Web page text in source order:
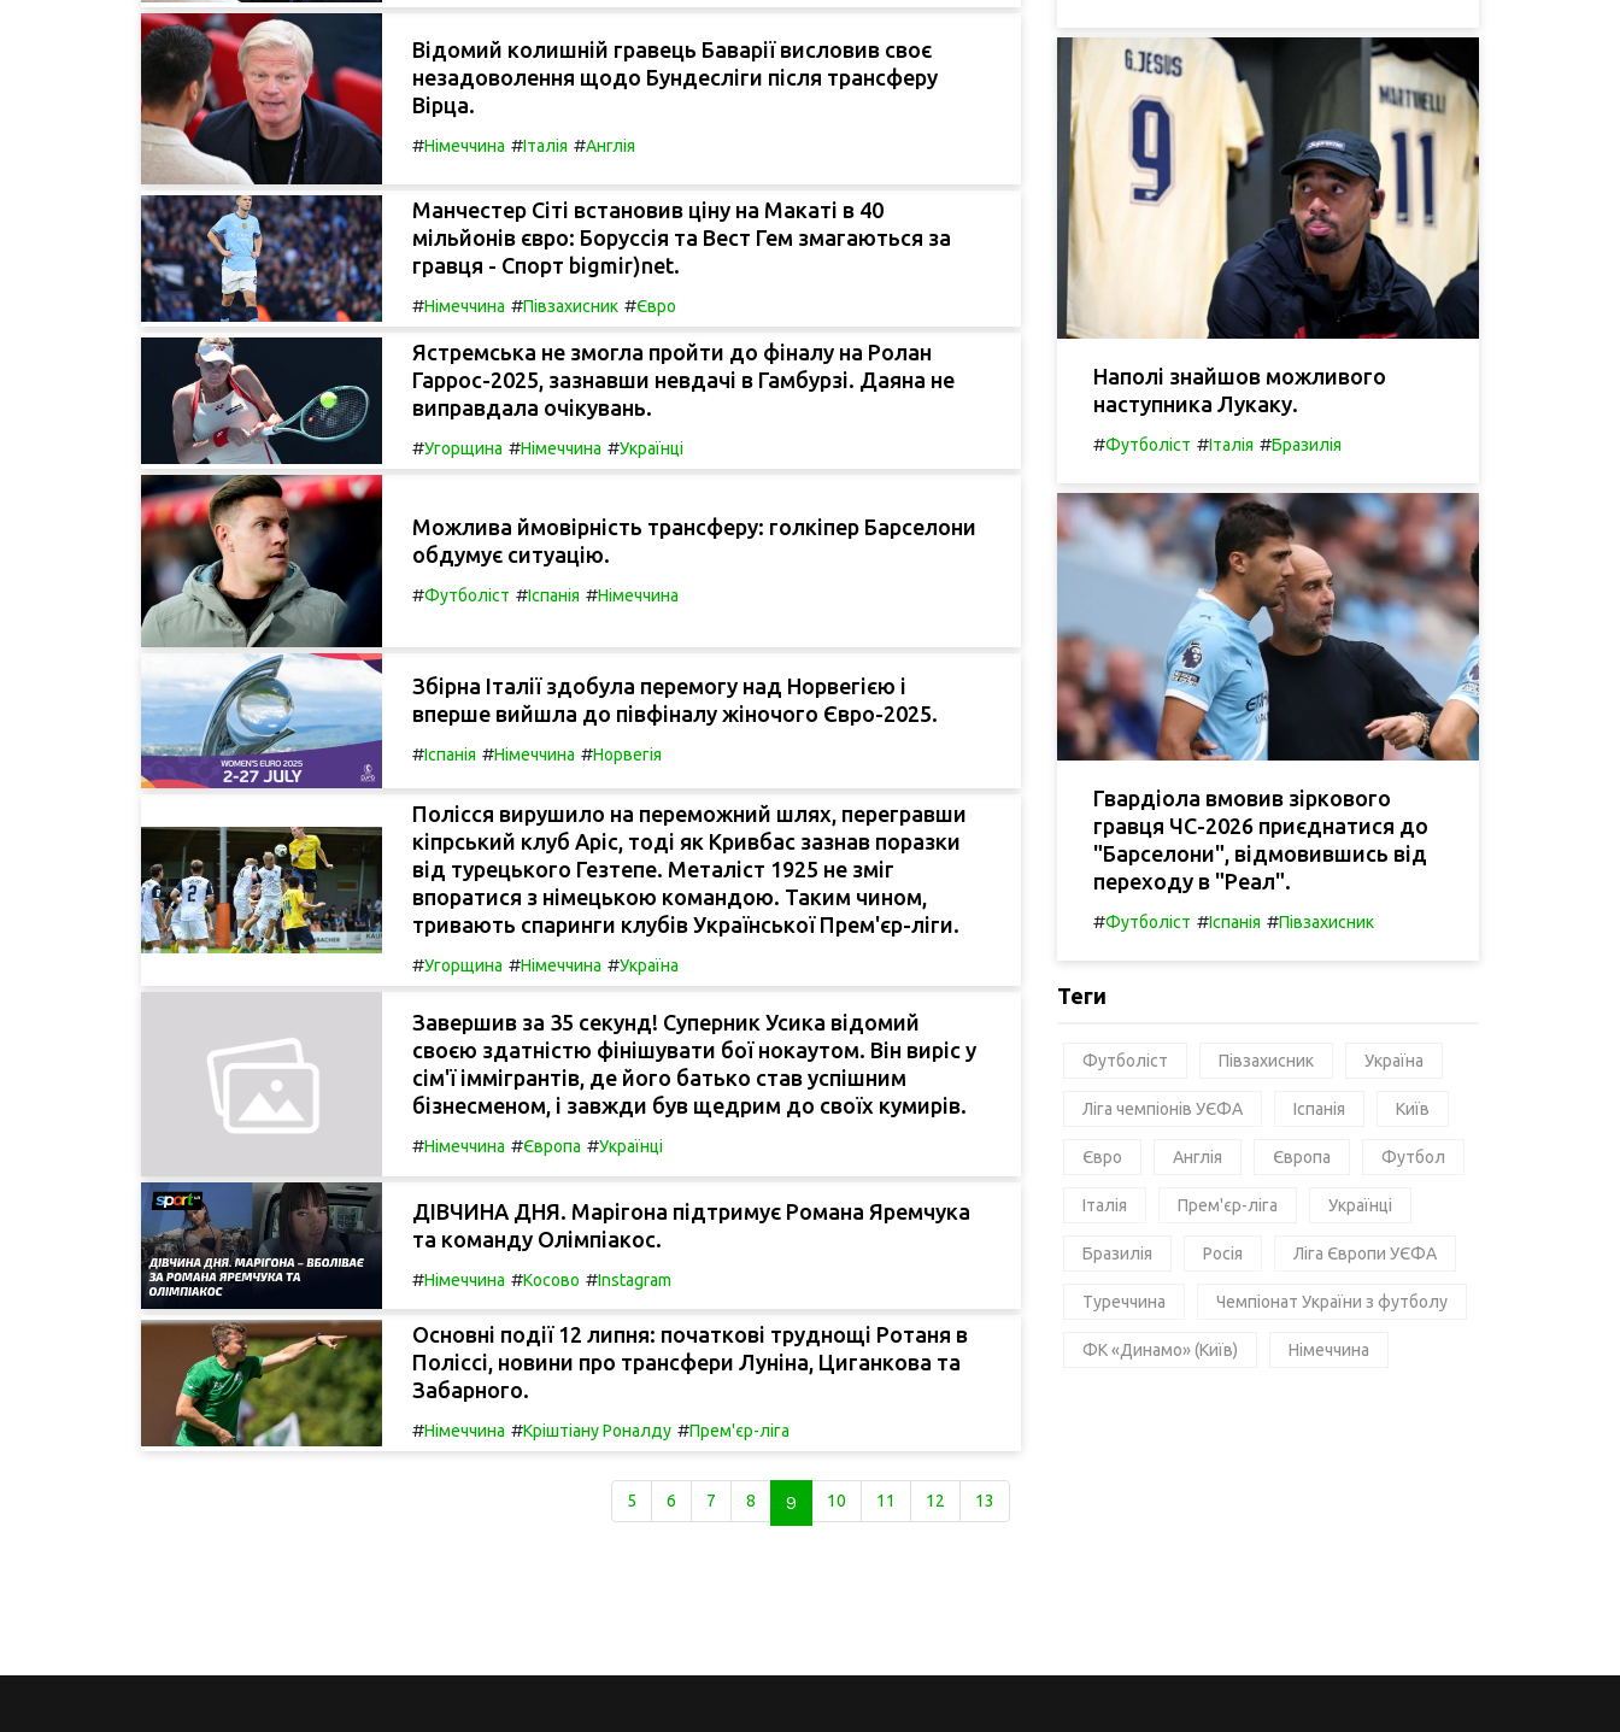
Відомий колишній гравець Баварії висловив своє
незадоволення щодо Бундесліги після трансферу
Вірца.
#Німеччина #Італія #Англія
Манчестер Сіті встановив ціну на Макаті в 40
мільйонів євро: Боруссія та Вест Гем змагаються за
гравця - Спорт bigmir)net.
#Німеччина #Півзахисник #Євро
Ястремська не змогла пройти до фіналу на Ролан
Гаррос-2025, зазнавши невдачі в Гамбурзі. Даяна не
виправдала очікувань.
#Угорщина #Німеччина #Українці
Можлива ймовірність трансферу: голкіпер Барселони
обдумує ситуацію.
#Футболіст #Іспанія #Німеччина
Збірна Італії здобула перемогу над Норвегією і
вперше вийшла до півфіналу жіночого Євро-2025.
#Іспанія #Німеччина #Норвегія
Полісся вирушило на переможний шлях, перегравши
кіпрський клуб Аріс, тоді як Кривбас зазнав поразки
від турецького Гезтепе. Металіст 1925 не зміг
впоратися з німецькою командою. Таким чином,
тривають спаринги клубів Української Прем'єр-ліги.
#Угорщина #Німеччина #Україна
Завершив за 35 секунд! Суперник Усика відомий
своєю здатністю фінішувати бої нокаутом. Він виріс у
сім'ї іммігрантів, де його батько став успішним
бізнесменом, і завжди був щедрим до своїх кумирів.
#Німеччина #Європа #Українці
ДІВЧИНА ДНЯ. Марігона підтримує Романа Яремчука
та команду Олімпіакос.
#Німеччина #Косово #Instagram
Основні події 12 липня: початкові труднощі Ротаня в
Поліссі, новини про трансфери Луніна, Циганкова та
Забарного.
#Німеччина #Кріштіану Роналду #Прем'єр-ліга
Наполі знайшов можливого
наступника Лукаку.
#Футболіст #Італія #Бразилія
Гвардіола вмовив зіркового
гравця ЧС-2026 приєднатися до
"Барселони", відмовившись від
переходу в "Реал".
#Футболіст #Іспанія #Півзахисник
Теги
Футболіст Півзахисник Україна
Ліга чемпіонів УЄФА Іспанія Київ
Євро Англія Європа Футбол
Італія Прем'єр-ліга Українці
Бразилія Росія Ліга Європи УЄФА
Туреччина Чемпіонат України з футболу
ФК «Динамо» (Київ) Німеччина
5 6 7 8 9 10 11 12 13